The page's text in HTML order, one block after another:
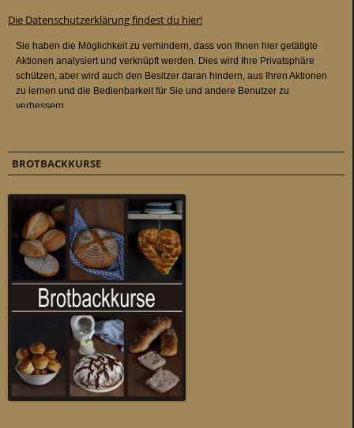
Die Datenschutzerklärung findest du hier!
BROTBACKKURSE